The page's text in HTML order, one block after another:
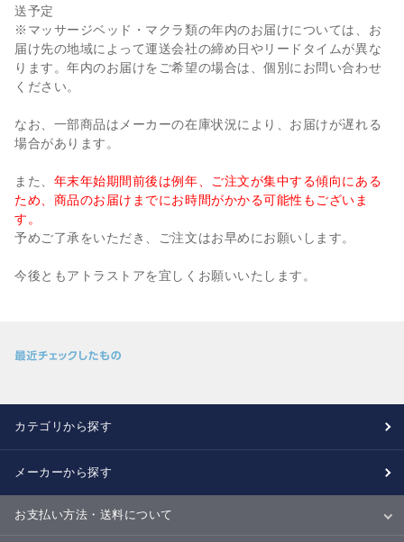
送予定
※マッサージベッド・マクラ類の年内のお届けについては、お
届け先の地域によって運送会社の締め日やリードタイムが異な
ります。年内のお届けをご希望の場合は、個別にお問い合わせ
ください。
なお、一部商品はメーカーの在庫状況により、お届けが遅れる
場合があります。
また、 年末年始期間前後は例年、ご注文が集中する傾向にある
ため、商品のお届けまでにお時間がかかる可能性もございま
す。
予めご了承をいただき、ご注文はお早めにお願いします。
今後ともアトラストアを宜しくお願いいたします。
カテゴリから探す
メーカーから探す
お支払い方法・送料について